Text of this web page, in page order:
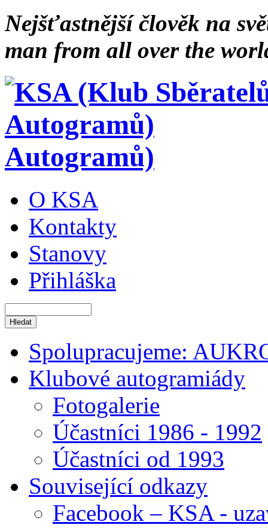
Nejšťastnější člověk na
man from all over the
Autogramů)
O KSA
Kontakty
Stanovy
Přihláška
Spolupracujeme:
Klubové autogramiády
Fotogalerie
Účastníci 1986 - 1992
Účastníci od 1993
Související odkazy
Facebook – KSA -